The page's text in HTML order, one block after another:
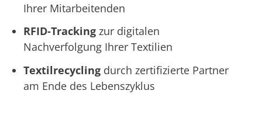
Ihrer Mitarbeitenden
RFID-Tracking zur digitalen
Nachverfolgung Ihrer Textilien
Textilrecycling durch zertifizierte Partner
am Ende des Lebenszyklus